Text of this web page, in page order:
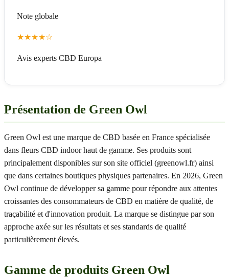
Note globale
★★★★☆
Avis experts CBD Europa
Présentation de Green Owl
Green Owl est une marque de CBD basée en France spécialisée
dans fleurs CBD indoor haut de gamme. Ses produits sont
principalement disponibles sur son site officiel (greenowl.fr) ainsi
que dans certaines boutiques physiques partenaires. En 2026, Green
Owl continue de développer sa gamme pour répondre aux attentes
croissantes des consommateurs de CBD en matière de qualité, de
traçabilité et d'innovation produit. La marque se distingue par son
approche axée sur les résultats et ses standards de qualité
particulièrement élevés.
Gamme de produits Green Owl